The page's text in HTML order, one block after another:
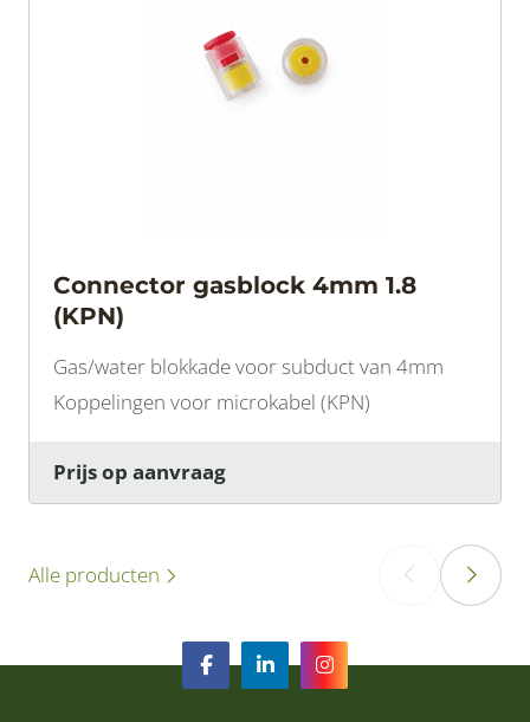
Connector gasblock 4mm 1.8
(KPN)
Gas/water blokkade voor subduct van 4mm
Koppelingen voor microkabel (KPN)
Prijs op aanvraag
Alle producten ‹ ›